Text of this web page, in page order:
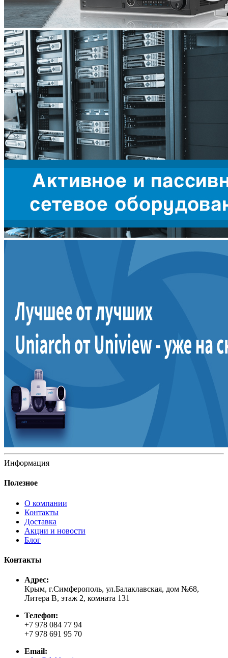
Информация
Полезное
О компании
Контакты
Доставка
Акции и новости
Блог
Контакты
Адрес:
Крым, г.Симферополь, ул.Балаклавская, дом №68,
Литера В, этаж 2, комната 131
Телефон:
+7 978 084 77 94
+7 978 691 95 70
Email: